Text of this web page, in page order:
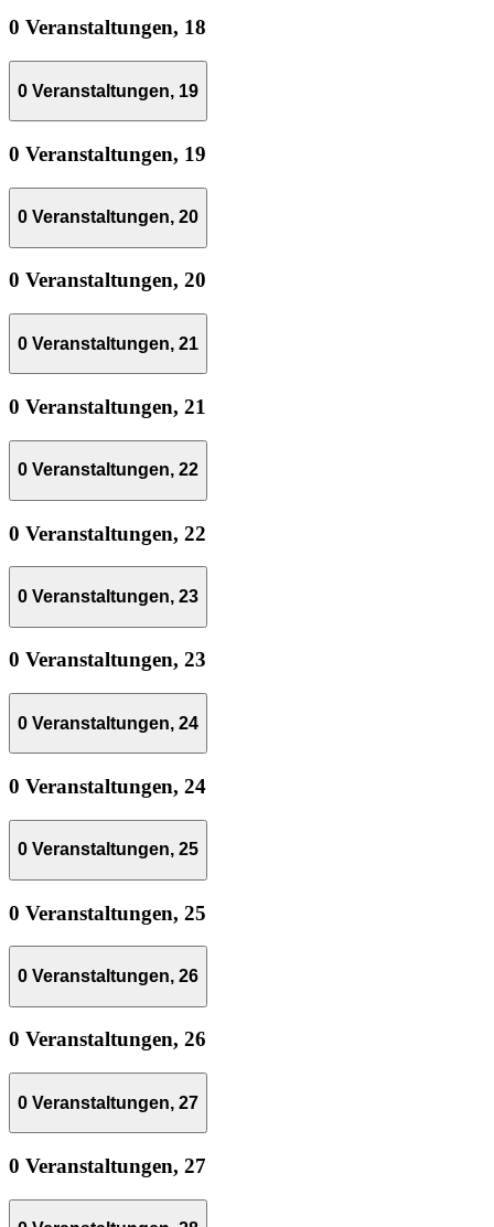
0 Veranstaltungen, 18
0 Veranstaltungen, 19
0 Veranstaltungen, 19
0 Veranstaltungen, 20
0 Veranstaltungen, 20
0 Veranstaltungen, 21
0 Veranstaltungen, 21
0 Veranstaltungen, 22
0 Veranstaltungen, 22
0 Veranstaltungen, 23
0 Veranstaltungen, 23
0 Veranstaltungen, 24
0 Veranstaltungen, 24
0 Veranstaltungen, 25
0 Veranstaltungen, 25
0 Veranstaltungen, 26
0 Veranstaltungen, 26
0 Veranstaltungen, 27
0 Veranstaltungen, 27